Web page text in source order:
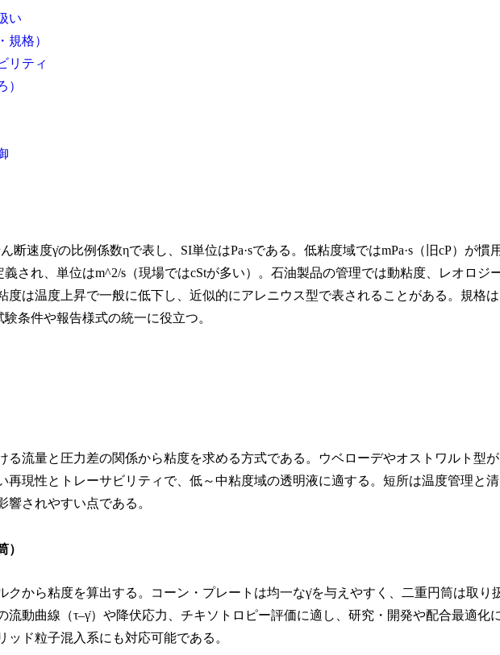
い
規格）
リティ
）
断速度γ̇の比例係数ηで表し、SI単位はPa·sである。低粘度域ではmPa·s（旧cP）が慣用
され、単位はm^2/s（現場ではcStが多い）。石油製品の管理では動粘度、レオロジ
度は温度上昇で一般に低下し、近似的にアレニウス型で表されることがある。規格は
条件や報告様式の統一に役立つ。
る流量と圧力差の関係から粘度を求める方式である。ウベローデやオストワルト型が
再現性とトレーサビリティで、低～中粘度域の透明液に適する。短所は温度管理と清
されやすい点である。
）
クから粘度を算出する。コーン・プレートは均一なγ̇を与えやすく、二重円筒は取り
流動曲線（τ–γ̇）や降伏応力、チキソトロピー評価に適し、研究・開発や配合最適化
ド粒子混入系にも対応可能である。